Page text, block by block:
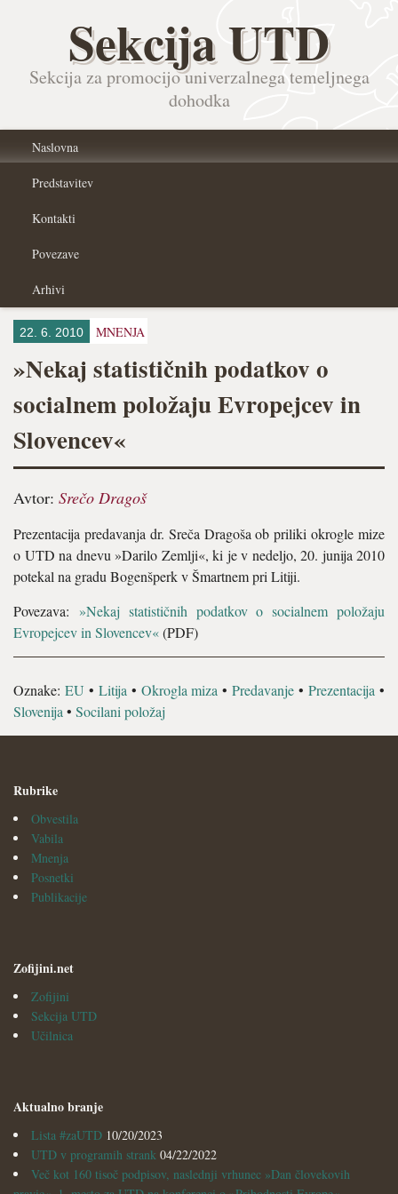
Sekcija UTD
Sekcija za promocijo univerzalnega temeljnega
dohodka
Naslovna
Predstavitev
Kontakti
Povezave
Arhivi
22. 6. 2010 MNENJA
»Nekaj statističnih podatkov o
socialnem položaju Evropejcev in
Slovencev«
Avtor: Srečo Dragoš
Prezentacija predavanja dr. Sreča Dragoša ob priliki okrogle mize
o UTD na dnevu »Darilo Zemlji«, ki je v nedeljo, 20. junija 2010
potekal na gradu Bogenšperk v Šmartnem pri Litiji.
Povezava: »Nekaj statističnih podatkov o socialnem položaju
Evropejcev in Slovencev«(PDF)
Oznake: EU • Litija • Okrogla miza •Predavanje •Prezentacija •
Slovenija • Socilani položaj
Rubrike
Obvestila
Vabila
Mnenja
Posnetki
Publikacije
Zofijini.net
Zofijini
Sekcija UTD
Učilnica
Aktualno branje
Lista #zaUTD 10/20/2023
UTD v programih strank 04/22/2022
Več kot 160 tisoč podpisov, naslednji vrhunec »Dan človekovih